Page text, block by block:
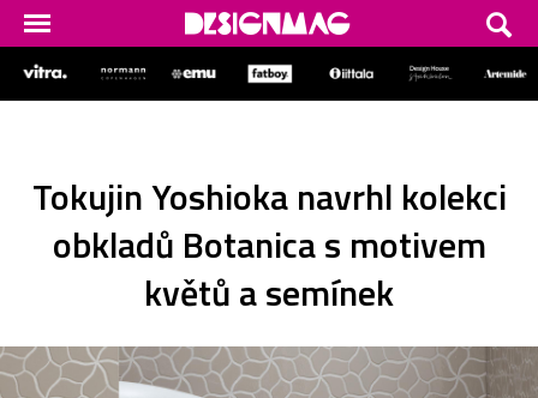
Tokujin Yoshioka navrhl kolekci
obkladů Botanica s motivem
květů a semínek